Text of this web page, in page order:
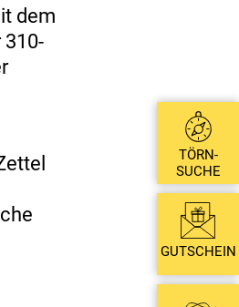
dem
310-
TÖRN-
SUCHE
GUTSCHEIN